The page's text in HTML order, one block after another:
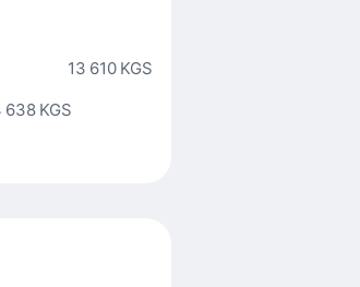
13 610 KGS
638 KGS